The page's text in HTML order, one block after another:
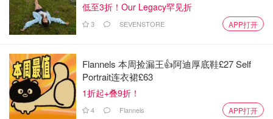
低至3折！Our Legacy罕见折
3 SEVENSTORE APP打开
Flannels 本周捡漏王👍阿迪厚底鞋£27 Self
Portrait连衣裙£63
1折起+叠9折！
4 Flannels APP打开